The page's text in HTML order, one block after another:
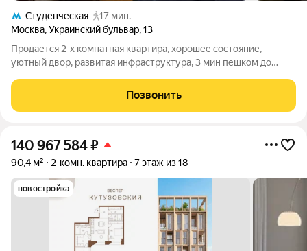
Студенческая
17 мин.
Москва,Украинский бульвар,13
Продается 2-х комнатная квартира, хорошее состояние,
уютный двор, развитая инфраструктура, 3 мин пешком до
Позвонить
140 967 584₽
90,4 м² 2-комн. квартира 7 этаж из 18
новостройка